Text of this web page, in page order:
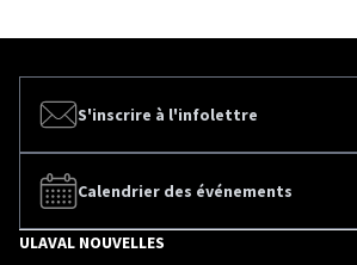
S'inscrire à l'infolettre
Calendrier des événements
ULAVAL NOUVELLES